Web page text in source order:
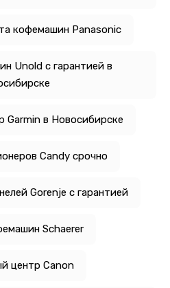
кофемашин Panasonic
Unold с гарантией в
Garmin в Новосибирске
Candy срочно
Gorenje с гарантией
Schaerer
центр Canon